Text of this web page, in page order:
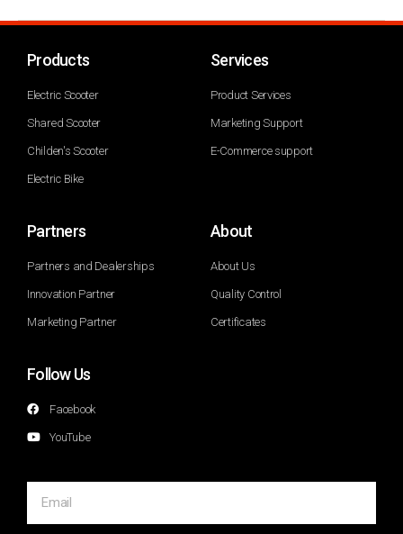
Products
Electric Scooter
Shared Scooter
Childen's Scooter
Electric Bike
Services
Product Services
Marketing Support
E-Commerce support
Partners
Partners and Dealerships
Innovation Partner
Marketing Partner
About
About Us
Quality Control
Certificates
Follow Us
Facebook
YouTube